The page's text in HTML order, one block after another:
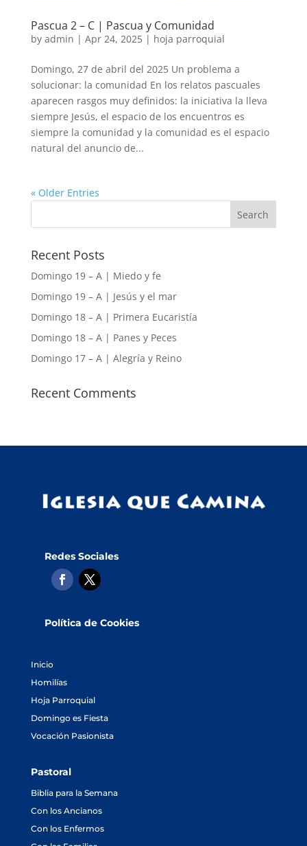
Pascua 2 – C | Pascua y Comunidad
by admin | Apr 24, 2025| hoja parroquial
Domingo, 27 de abril del 2025 Un problema a
solucionar: la comunidad En los relatos pascuales
aparecen rasgos muy definidos: la iniciativa la lleva
siempre Jesús, el espacio de los encuentros es
siempre la comunidad y la comunidad es el espacio
natural del anuncio de...
« Older Entries
Recent Posts
Domingo 19 – A | Miedo y fe
Domingo 19 – A | Jesús y el mar
Domingo 18 – A | Primera Eucaristía
Domingo 18 – A | Panes y Peces
Domingo 17 – A | Alegría y Reino
Recent Comments
Redes Sociales
Política de Cookies
Inicio
Homilías
Hoja Parroquial
Domingo es Fiesta
Vocación Pasionista
Pastoral
Biblia para la Semana
Con los Ancianos
Con los Enfermos